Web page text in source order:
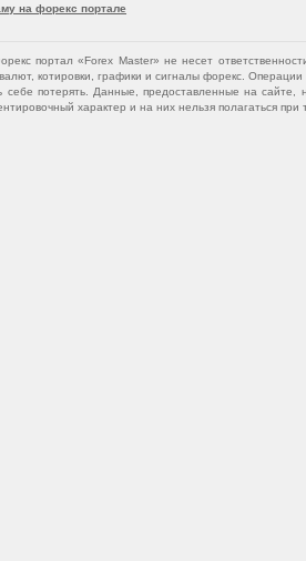
на форекс портале
портал «Forex Master» не несет
котировки, графики и сигналы форекс.
себе потерять. Данные, предоставленные на
характер и на них нельзя полагаться при